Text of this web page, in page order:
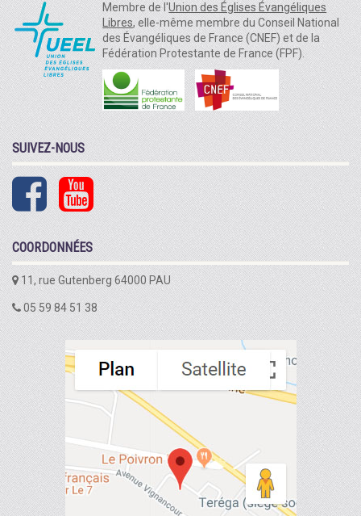
Membre de l'Union des Églises Évangéliques
Libres, elle-même membre du Conseil National
des Évangéliques de France (CNEF) et de la
Fédération Protestante de France (FPF).
SUIVEZ-NOUS
COORDONNÉES
11, rue Gutenberg 64000 PAU
05 59 84 51 38